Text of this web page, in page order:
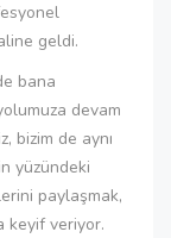
geldi.
bana
devam
bizim de aynı
yüzündeki
paylaşmak,
keyif veriyor.